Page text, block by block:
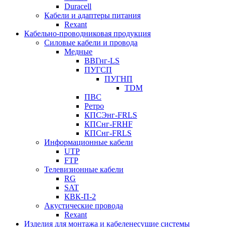
Duracell
Кабели и адаптеры питания
Rexant
Кабельно-проводниковая продукция
Силовые кабели и провода
Медные
ВВГнг-LS
ПУГСП
ПУГНП
TDM
ПВС
Ретро
КПСЭнг-FRLS
КПСнг-FRHF
КПСнг-FRLS
Информационные кабели
UTP
FTP
Телевизионные кабели
RG
SAT
КВК-П-2
Акустические провода
Rexant
Изделия для монтажа и кабеленесущие системы